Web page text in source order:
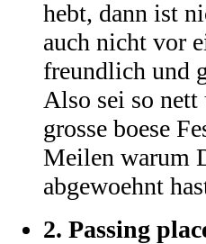
hebt, dann ist
auch nicht vor
freundlich und
Also sei so
grosse boese
Meilen warum
abgewoehnt
2. Passing